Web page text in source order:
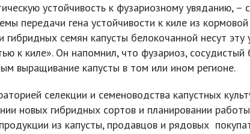
устойчивость к фузариозному увяданию, –
передачи гена устойчивости к киле из кормовой
семян капусты белокочанной несут эту
к киле». Он напомнил, что фузариоз, сосудистый
выращивание капусты в том или ином регионе.
селекции и семеноводства капустных
новых гибридных сортов и планировании
из капусты, продавцов и рядовых